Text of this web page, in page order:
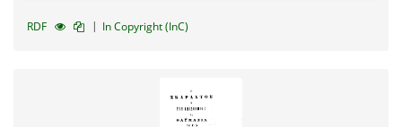
RDF | In Copyright (InC)